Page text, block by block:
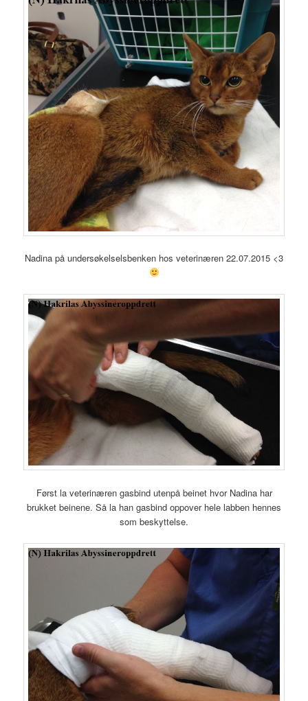
Nadina på undersøkelselsbenken hos veterinæren 22.07.2015 <3
Først la veterinæren gasbind utenpå beinet hvor Nadina har
brukket beinene. Så la han gasbind oppover hele labben hennes
som beskyttelse.